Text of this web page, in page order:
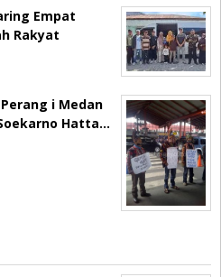
Empat
Rakyat
i Medan
Hatta…